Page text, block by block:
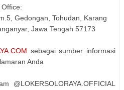
Office:
Gedongan, Tohudan, Karang
Jawa Tengah 57173
sebagai sumber informasi
Anda
@LOKERSOLORAYA.OFFICIAL